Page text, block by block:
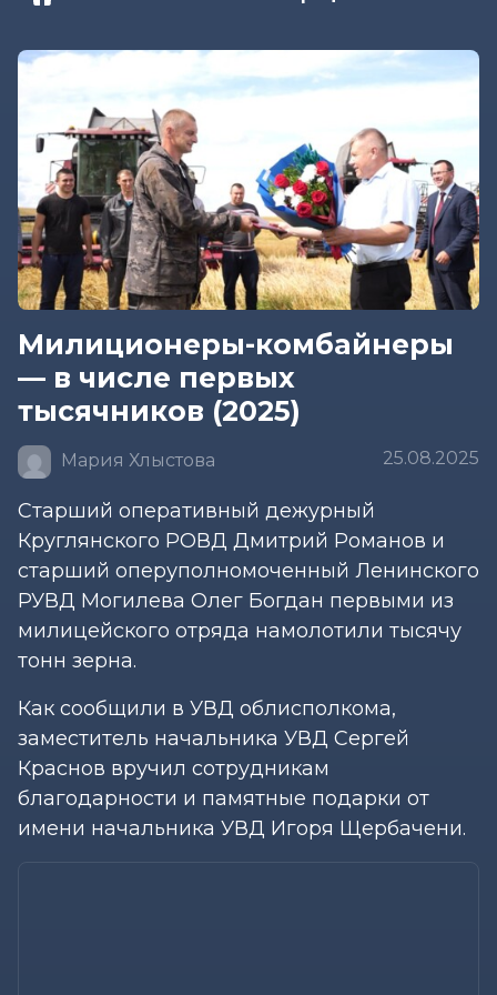
Милиционеры-комбайнеры
— в числе первых
тысячников (2025)
Мария Хлыстова 25.08.2025
Старший оперативный дежурный
Круглянского РОВД Дмитрий Романов и
старший оперуполномоченный Ленинского
РУВД Могилева Олег Богдан первыми из
милицейского отряда намолотили тысячу
тонн зерна.
Как сообщили в УВД облисполкома,
заместитель начальника УВД Сергей
Краснов вручил сотрудникам
благодарности и памятные подарки от
имени начальника УВД Игоря Щербачени.